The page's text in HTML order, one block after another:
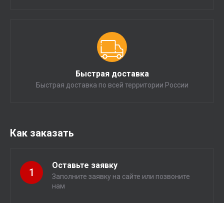
Быстрая доставка
Быстрая доставка по всей территории России
Как заказать
1
Оставьте заявку
Заполните заявку на сайте или позвоните
нам